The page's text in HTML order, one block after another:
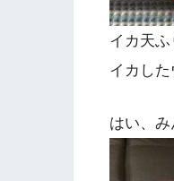
イカ天
イカした
はい、み